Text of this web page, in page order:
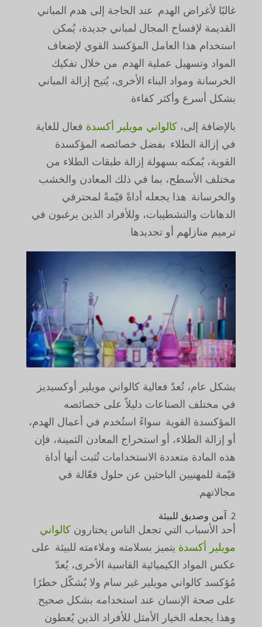
غالبًا لأغراض الهدم. عند الحاجة إلى هدم المباني
القديمة لإفساح المجال لمباني جديدة، يُمكن
استخدام هذا العامل المؤكسد القوي لإضعاف
المواد وتسهيل عملية الهدم. من خلال تفكيك
الخرسانة ومواد البناء الأخرى، يُتيح إزالة المباني
بشكل أسرع وأكثر كفاءة.
بالإضافة إلى، كالواني مويلير أكسدة فعال للغاية
في إزالة الطلاء. بفضل خصائصه المؤكسدة
القوية، يُمكنه بسهولة إزالة طبقات الطلاء من
مختلف الأسطح، بما في ذلك المعادن والخشب
والخرسانة. هذا يجعله أداةً قيّمةً لمحترفي
الدهانات والتشطيبات، وللأفراد الذين يرغبون في
ترميم منازلهم أو تجديدها.
بشكل عام، تُعدّ فعالية كالواني مويلير أوكسيديز
في مختلف الصناعات دليلاً على خصائصه
المؤكسدة القوية. سواءً استُخدم في أعمال الهدم،
أو إزالة الطلاء، أو استخراج المعادن الثمينة، فإن
هذه المادة متعددة الاستخدامات تُثبت أنها أداة
قيّمة للمهنيين الباحثين عن حلول فعّالة في
مجالاتهم.
2. آمن وصديق للبيئة
أحد الأسباب التي تجعل الناس يختارون كالواني
مويلير أكسدة يتميز بسلامته وملاءمته للبيئة. على
عكس المواد الكيميائية القاسية الأخرى، يُعدّ
مُؤكسد كالواني مويلير غير سام ولا يُشكّل خطرًا
على صحة الإنسان عند استخدامه بشكل صحيح.
وهذا يجعله الخيار الأمثل للأفراد الذين يُعطون